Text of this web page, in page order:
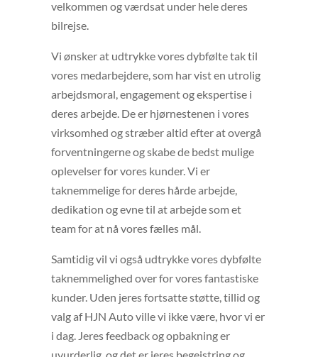
velkommen og værdsat under hele deres
bilrejse.
Vi ønsker at udtrykke vores dybfølte tak til
vores medarbejdere, som har vist en utrolig
arbejdsmoral, engagement og ekspertise i
deres arbejde. De er hjørnestenen i vores
virksomhed og stræber altid efter at overgå
forventningerne og skabe de bedst mulige
oplevelser for vores kunder. Vi er
taknemmelige for deres hårde arbejde,
dedikation og evne til at arbejde som et
team for at nå vores fælles mål.
Samtidig vil vi også udtrykke vores dybfølte
taknemmelighed over for vores fantastiske
kunder. Uden jeres fortsatte støtte, tillid og
valg af HJN Auto ville vi ikke være, hvor vi er
i dag. Jeres feedback og opbakning er